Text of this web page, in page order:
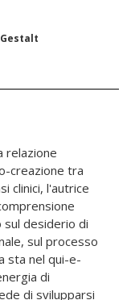
relazione
creazione tra
clinici, l'autrice
desiderio di
sul processo
sta nel qui-e-
di
di svilupparsi